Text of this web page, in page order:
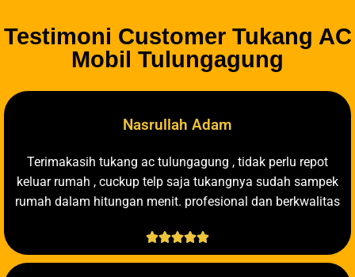
Testimoni Customer Tukang AC
Mobil Tulungagung
Nasrullah Adam
Terimakasih tukang ac tulungagung , tidak perlu repot
keluar rumah , cuckup telp saja tukangnya sudah sampek
rumah dalam hitungan menit. profesional dan berkwalitas
